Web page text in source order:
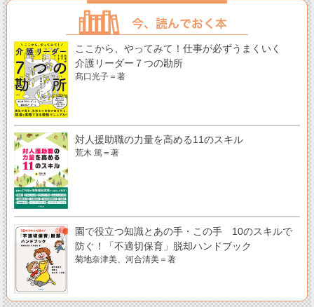
ここから、やってみて！仕事が必ずうまくいく
介護リーダー７つの勘所
髙口光子＝著
対人援助職の力量を高める11のスキル
荒木 篤＝著
園で役立つ知識とあの手・この手 10のスキルで
防ぐ！「不適切保育」脱却ハンドブック
菊地奈津美、河合清美＝著